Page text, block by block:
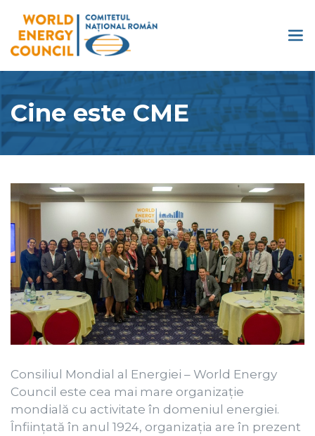
Cine este CME
Consiliul Mondial al Energiei – World Energy
Council este cea mai mare organizație
mondială cu activitate în domeniul energiei.
Înființată în anul 1924, organizația are în prezent